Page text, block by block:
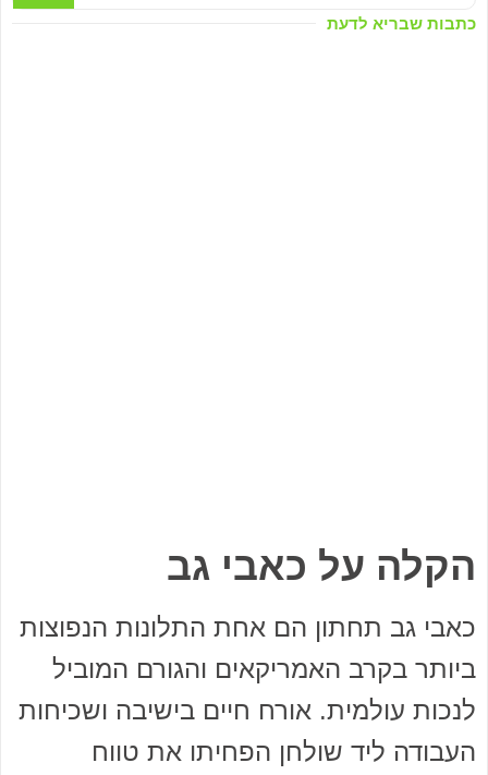
כתבות שבריא לדעת
הקלה על כאבי גב
כאבי גב תחתון הם אחת התלונות הנפוצות
ביותר בקרב האמריקאים והגורם המוביל
לנכות עולמית. אורח חיים בישיבה ושכיחות
העבודה ליד שולחן הפחיתו את טווח